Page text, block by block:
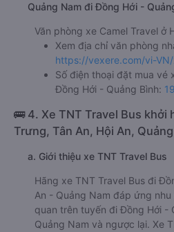
Quảng Nam đi Đồng Hới -
Văn phòng xe Camel Travel ở
Xem địa chỉ văn phòng
https://vexere.com/vi-
Số điện thoại đặt mua vé
Đồng Hới - Quảng Bình:
🚌 4. Xe TNT Travel Bus khởi
Trưng, Tân An, Hội An,
a. Giới thiệu xe TNT Travel Bus
Hãng xe TNT Travel Bus đi
An - Quảng Nam đáp ứng
quan trên tuyến đi Đồng Hới -
Quảng Nam và ngược lại. Xe